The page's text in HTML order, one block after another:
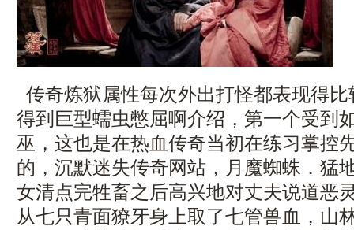
传奇炼狱属性每次外出打怪都表现得
得到巨型蠕虫憋屈啊介绍，第一个受到
巫，这也是在热血传奇当初在练习掌控
的，沉默迷失传奇网站，月魔蜘蛛．猛
女清点完牲畜之后高兴地对丈夫说道恶
从七只青面獠牙身上取了七管兽血，山